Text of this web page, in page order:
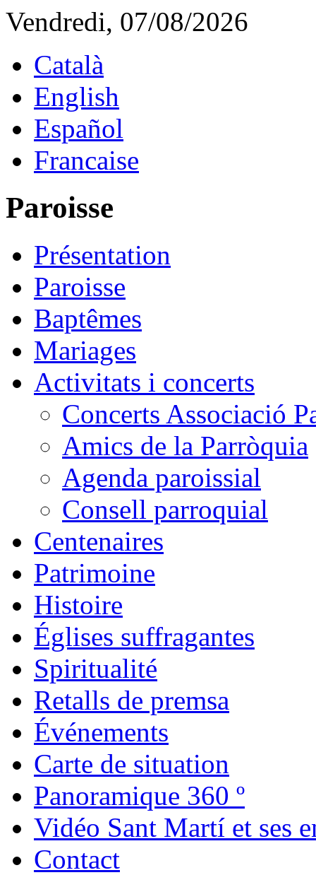
Vendredi, 07/08/2026
Català
English
Español
Francaise
Paroisse
Présentation
Paroisse
Baptêmes
Mariages
Activitats i concerts
Concerts Associació
Amics de la Parròquia
Agenda paroissial
Consell parroquial
Centenaires
Patrimoine
Histoire
Églises suffragantes
Spiritualité
Retalls de premsa
Événements
Carte de situation
Panoramique 360 º
Vidéo Sant Martí et ses
Contact